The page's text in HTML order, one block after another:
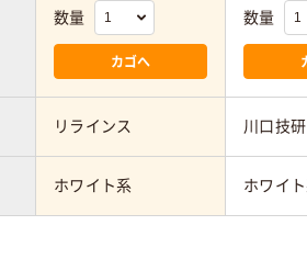
数量
カゴへ
数量
リラインス 川口技研
ホワイト系 ホワイ